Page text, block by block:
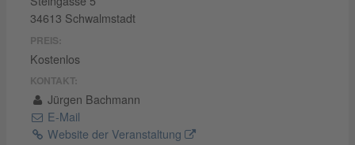
34613 Schwalmstadt
PREIS:
Kostenlos
KONTAKT:
Jürgen Bachmann
E-Mail
Website der Veranstaltung